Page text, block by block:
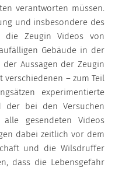
verantworten müssen.
und insbesondere des
die Zeugin Videos von
Gebäude in der
Aussagen der Zeugin
– zum Teil
experimentierte
der bei den Versuchen
gesendeten Videos
dabei zeitlich vor dem
und die Wilsdruffer
dass die Lebensgefahr